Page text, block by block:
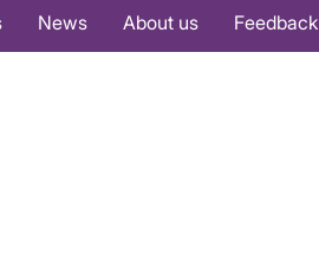
News About us Feedback